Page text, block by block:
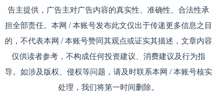
告主提供，广告主对广告内容的真实性、准确性、合法性承
担全部责任。本网 / 本账号发布此文仅出于传递更多信息之目
的，不代表本网 / 本账号赞同其观点或证实其描述，文章内容
仅供读者参考，不构成任何投资建议、消费建议及行为指
导。如涉及版权、侵权等问题，请及时联系本网 / 本账号核实
处理，我们将第一时间删除。